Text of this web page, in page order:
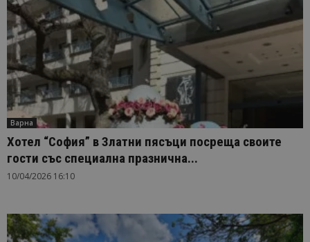
Варна
Хотел “София” в Златни пясъци посреща своите
гости със специална празнична...
10/04/2026 16:10